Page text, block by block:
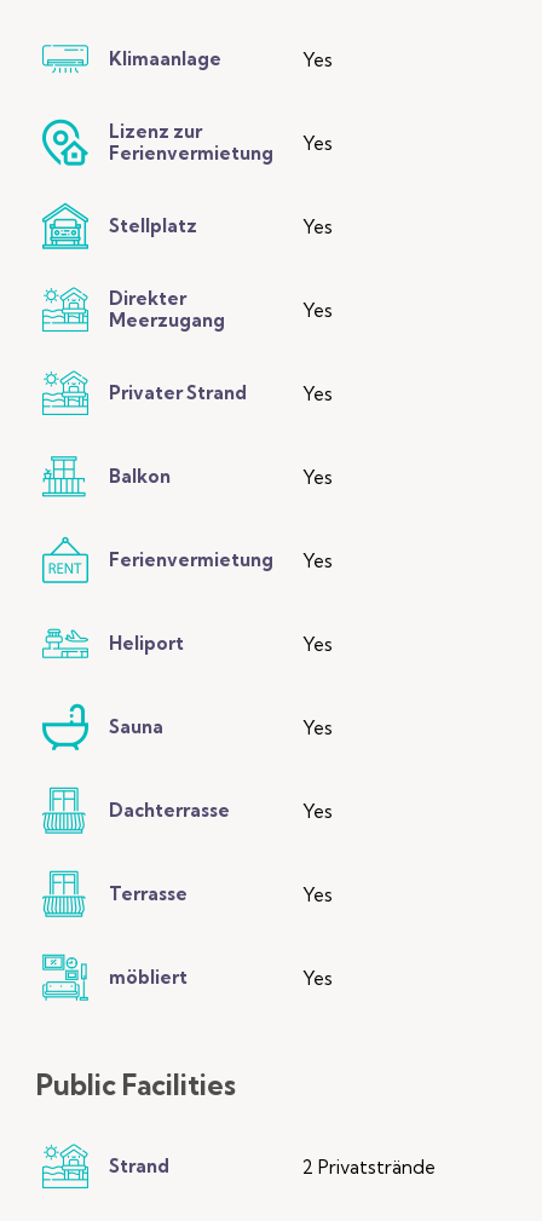
Klimaanlage Yes
Lizenz zur
Ferienvermietung
Yes
Stellplatz Yes
Direkter
Meerzugang
Yes
Privater Strand Yes
Balkon Yes
Ferienvermietung Yes
Heliport Yes
Sauna Yes
Dachterrasse Yes
Terrasse Yes
möbliert Yes
Public Facilities
Strand 2 Privatstrände